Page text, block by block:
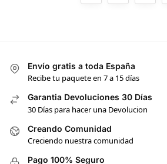
Envío gratis a toda España
Recibe tu paquete en 7 a 15 días
Garantia Devoluciones 30 Días
30 Días para hacer una Devolucion
Creando Comunidad
Creciendo nuestra comunidad
Pago 100% Seguro